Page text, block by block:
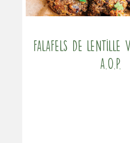
Falafels de Lentille
A.O.P.